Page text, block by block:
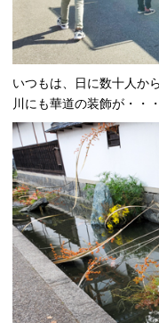
いつもは、日に数十人か
川にも華道の装飾が・・・